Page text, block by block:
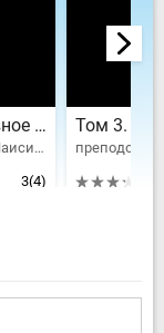
Том 2. Духовное пробуждение
преподобный Паисий Святогорец
3(4)